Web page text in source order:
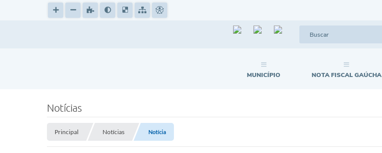
MUNICÍPIO NOTA FISCAL GAÚCHA
Notícias
Principal Notícias Notícia